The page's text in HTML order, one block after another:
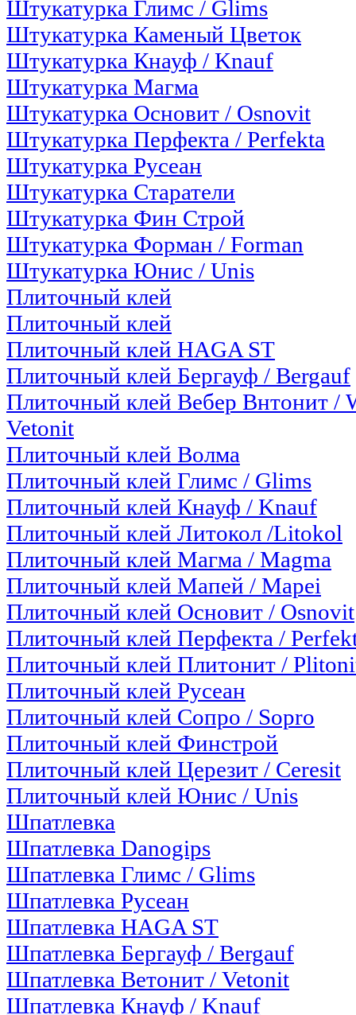
Штукатурка Глимс / Glims
Штукатурка Каменый Цветок
Штукатурка Кнауф / Knauf
Штукатурка Магма
Штукатурка Основит / Osnovit
Штукатурка Перфекта / Perfekta
Штукатурка Русеан
Штукатурка Старатели
Штукатурка Фин Строй
Штукатурка Форман / Forman
Штукатурка Юнис / Unis
Плиточный клей
Плиточный клей
Плиточный клей HAGA ST
Плиточный клей Бергауф / Bergauf
Плиточный клей Вебер Внтонит /
Vetonit
Плиточный клей Волма
Плиточный клей Глимс / Glims
Плиточный клей Кнауф / Knauf
Плиточный клей Литокол /Litokol
Плиточный клей Магма / Magma
Плиточный клей Мапей / Mapei
Плиточный клей Основит / Osnovit
Плиточный клей Перфекта /
Плиточный клей Плитонит /
Плиточный клей Русеан
Плиточный клей Сопро / Sopro
Плиточный клей Финстрой
Плиточный клей Церезит / Ceresit
Плиточный клей Юнис / Unis
Шпатлевка
Шпатлевка Danogips
Шпатлевка Глимс / Glims
Шпатлевка Русеан
Шпатлевка HAGA ST
Шпатлевка Бергауф / Bergauf
Шпатлевка Ветонит / Vetonit
Шпатлевка Кнауф / Knauf